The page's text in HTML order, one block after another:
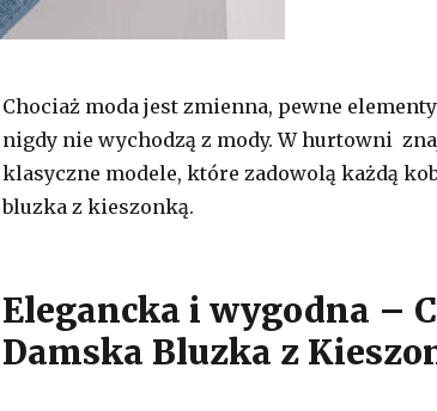
Chociaż moda jest zmienna, pewne
nigdy nie wychodzą z mody. W hurtowni
klasyczne modele, które zadowolą każdą
bluzka z kieszonką.
Elegancka i wygodna –
Damska Bluzka z